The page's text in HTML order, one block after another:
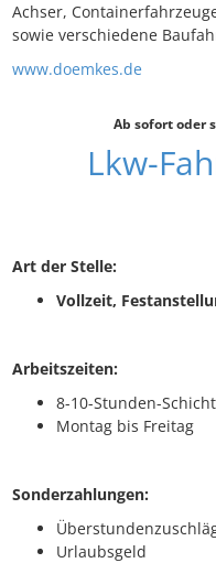
Achser,
sowie verschiedene
www.doemkes.de
Ab sofort oder
Lkw-
Art der Stelle:
Vollzeit,
Arbeitszeiten:
8-10-Stunden-Schicht
Montag bis Freitag
Sonderzahlungen:
Urlaubsgeld